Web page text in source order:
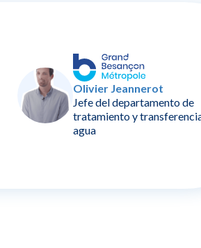
Olivier Jeannerot
Jefe del departamento de
tratamiento y
agua